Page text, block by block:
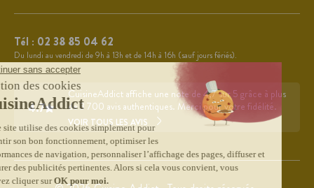
Tél : 02 38 85 04 62
Du lundi au vendredi de 9h à 13h et de 14h à 16h (sauf jours fériés).
4.7
CuisineAddict affiche une note de 4,7 sur 5 grâce à plus
de 3 700 avis authentiques. Merci pour votre fidélité.
VOIR TOUS LES AVIS